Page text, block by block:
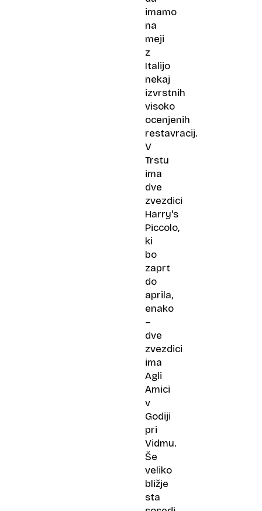
imamo
na
meji
z
Italijo
nekaj
izvrstnih
visoko
ocenjenih
restavracij.
V
Trstu
ima
dve
zvezdici
Harry's
Piccolo,
ki
bo
zaprt
do
aprila,
enako
–
dve
zvezdici
ima
Agli
Amici
v
Godiji
pri
Vidmu.
Še
veliko
bližje
sta